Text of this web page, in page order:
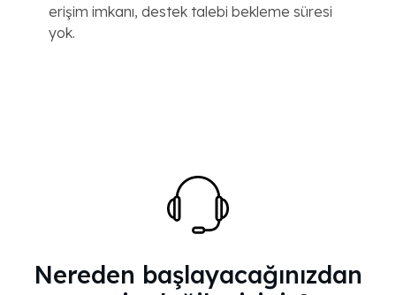
erişim imkanı, destek talebi bekleme süresi
yok.
Nereden başlayacağınızdan